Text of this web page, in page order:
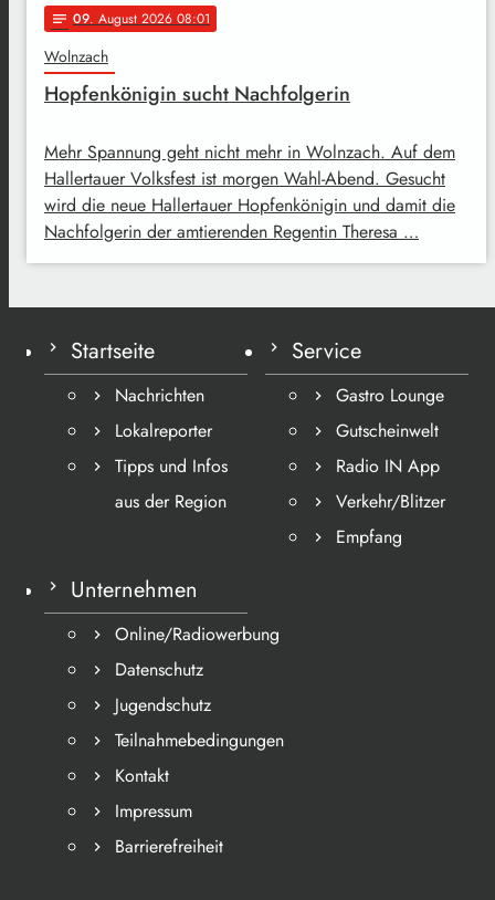
notes 09. August 2026 08:01
Wolnzach
Hopfenkönigin sucht Nachfolgerin
Mehr Spannung geht nicht mehr in Wolnzach. Auf dem
Hallertauer Volksfest ist morgen Wahl-Abend. Gesucht
wird die neue Hallertauer Hopfenkönigin und damit die
Nachfolgerin der amtierenden Regentin Theresa …
Startseite
Nachrichten
Lokalreporter
Tipps und Infos
aus der Region
Service
Gastro Lounge
Gutscheinwelt
Radio IN App
Verkehr/Blitzer
Empfang
Unternehmen
Online/Radiowerbung
Datenschutz
Jugendschutz
Teilnahmebedingungen
Kontakt
Impressum
Barrierefreiheit